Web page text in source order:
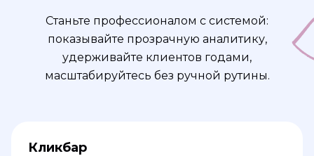
Станьте профессионалом с системой:
показывайте прозрачную аналитику,
удерживайте клиентов годами,
масштабируйтесь без ручной рутины.
Кликбар